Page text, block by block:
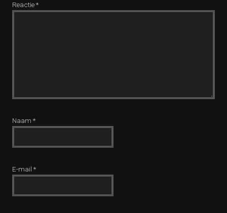
Reactie*
Naam *
E-mail *